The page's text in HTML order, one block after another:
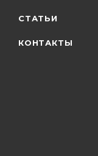
СТАТЬИ
КОНТАКТЫ